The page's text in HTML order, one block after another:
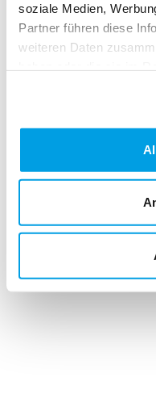
soziale Medien,
Partner führen diese
weiteren Daten